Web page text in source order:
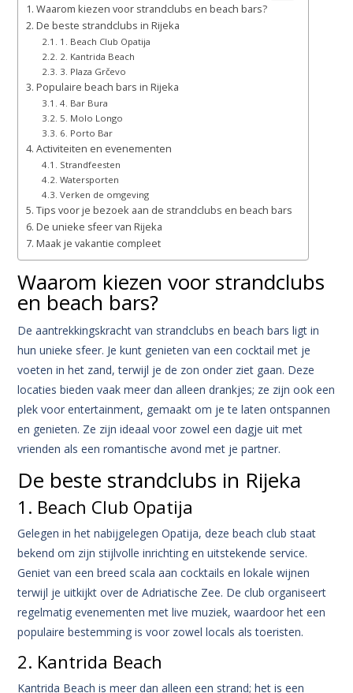
Waarom kiezen voor strandclubs en beach bars?
De beste strandclubs in Rijeka
1. Beach Club Opatija
2. Kantrida Beach
3. Plaza Grčevo
Populaire beach bars in Rijeka
4. Bar Bura
5. Molo Longo
6. Porto Bar
Activiteiten en evenementen
Strandfeesten
Watersporten
Verken de omgeving
Tips voor je bezoek aan de strandclubs en beach bars
De unieke sfeer van Rijeka
Maak je vakantie compleet
Waarom kiezen voor strandclubs
en beach bars?
De aantrekkingskracht van strandclubs en beach bars ligt in
hun unieke sfeer. Je kunt genieten van een cocktail met je
voeten in het zand, terwijl je de zon onder ziet gaan. Deze
locaties bieden vaak meer dan alleen drankjes; ze zijn ook een
plek voor entertainment, gemaakt om je te laten ontspannen
en genieten. Ze zijn ideaal voor zowel een dagje uit met
vrienden als een romantische avond met je partner.
De beste strandclubs in Rijeka
1. Beach Club Opatija
Gelegen in het nabijgelegen Opatija, deze beach club staat
bekend om zijn stijlvolle inrichting en uitstekende service.
Geniet van een breed scala aan cocktails en lokale wijnen
terwijl je uitkijkt over de Adriatische Zee. De club organiseert
regelmatig evenementen met live muziek, waardoor het een
populaire bestemming is voor zowel locals als toeristen.
2. Kantrida Beach
Kantrida Beach is meer dan alleen een strand; het is een